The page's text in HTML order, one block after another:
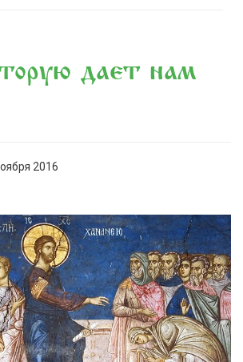
дает нам
2016